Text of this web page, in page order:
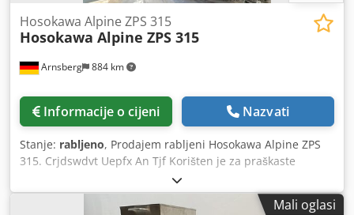
Arnsberg 884 km
Hosokawa Alpine ZPS 315
Hosokawa Alpine ZPS 315
Informacije o cijeni Nazvati
Stanje: rabljeno, Prodajem rabljeni Hosokawa Alpine ZPS
315. Crjdswdvt Uepfx An Tjf Korišten je za praškaste
premaze. uklj. filtar, ciklon, rotacijski ventili, upravljački
ormarić, hladnjak usisnog zraka i još mnogo toga.
Mali oglasi